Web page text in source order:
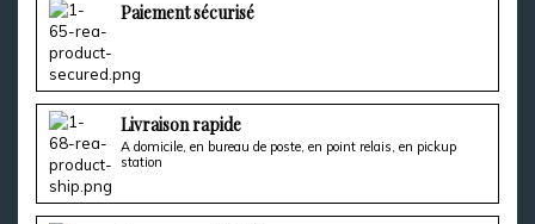
Paiement sécurisé
Livraison rapide
A domicile, en bureau de poste, en point relais, en pickup
station